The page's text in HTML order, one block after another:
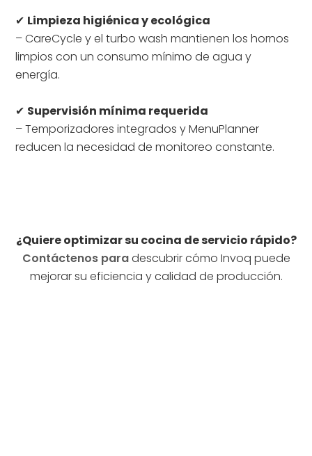
✔ Limpieza higiénica y ecológica
– CareCycle y el turbo wash mantienen los hornos
limpios con un consumo mínimo de agua y
energía.
✔ Supervisión mínima requerida
– Temporizadores integrados y MenuPlanner
reducen la necesidad de monitoreo constante.
¿Quiere optimizar su cocina de servicio rápido?
Contáctenos paradescubrir cómo Invoq puede
mejorar su eficiencia y calidad de producción.